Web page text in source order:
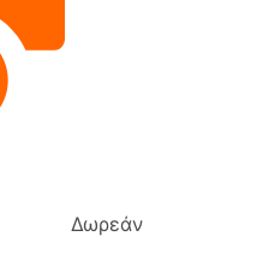
Δωρεάν